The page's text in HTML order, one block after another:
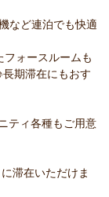
など連泊でも快適
ォースルームも
期滞在にもおす
ティ各種もご用意
滞在いただけま